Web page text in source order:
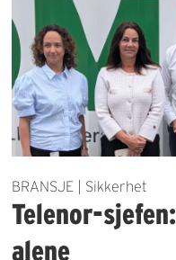
BRANSJE | Sikkerhet
Telenor-
alene